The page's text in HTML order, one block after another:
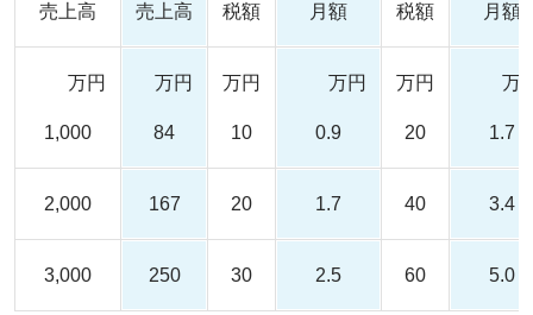
売上高
売上高
税額
月額
税額
月額
万円
1,000
万円
84
万円
10
万円
0.9
万円
20
万
1.7
2,000 167 20 1.7 40 3.4
3,000 250 30 2.5 60 5.0